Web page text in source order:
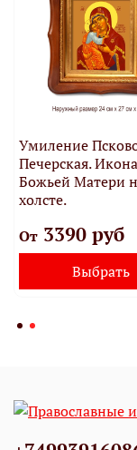
Умиление
Печерская. Икона
Божьей Матери
холсте.
От3390 руб
Выбрать